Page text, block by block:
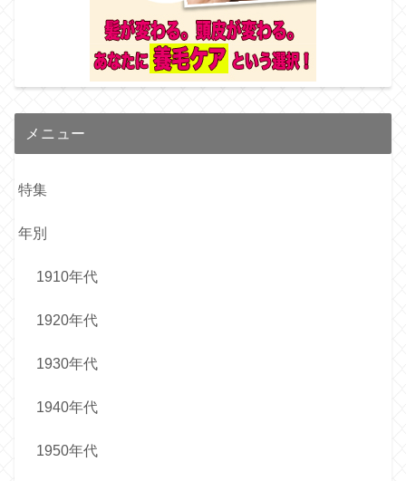
メニュー
特集
年別
1910年代
1920年代
1930年代
1940年代
1950年代